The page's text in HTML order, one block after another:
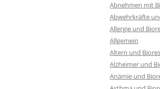
Abnehmen mit
Abwehrkräfte
Allergie und
Allgemein
Altern und
Alzheimer und
Anämie und